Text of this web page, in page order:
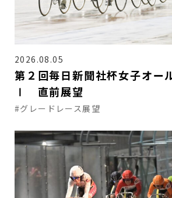
2026.08.05
第２回毎日新聞社杯女子オー
Ⅰ 直前展望
#グレードレース展望